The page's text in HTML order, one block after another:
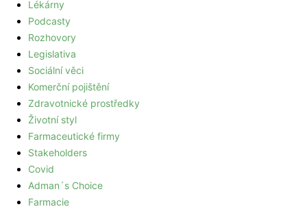
Lékárny
Podcasty
Rozhovory
Legislativa
Sociální věci
Komerční pojištění
Zdravotnické prostředky
Životní styl
Farmaceutické firmy
Stakeholders
Covid
Adman´s Choice
Farmacie